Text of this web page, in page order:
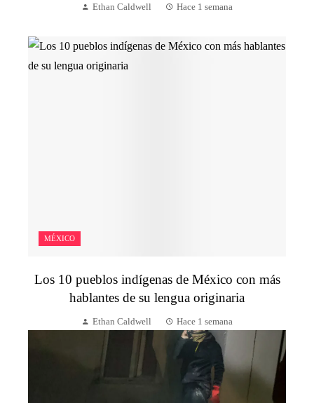
Ethan Caldwell Hace 1 semana
MÉXICO
Los 10 pueblos indígenas de México con más
hablantes de su lengua originaria
Ethan Caldwell Hace 1 semana